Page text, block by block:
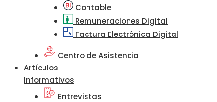
Contable
Remuneraciones Digital
Factura Electrónica Digital
Centro de Asistencia
Artículos
Informativos
Entrevistas